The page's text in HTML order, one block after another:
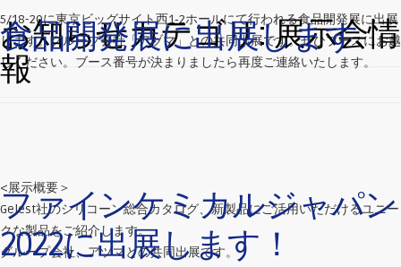
お知らせカテゴリ:展示会情
報
食品開発展に出展します
5/18-20に東京ビッグサイト西1‐2ホールにて行われる食品開発展に出展
します。グループ会社「アヅマ」との共同出展です。ぜひブースにお越
しください。ブース番号が決まりましたら再度ご連絡いたします。
ファインケミカルジャパン
2022に出展します！
<展示概要＞
Gelest社のシリコーン総合カタログ、新製品にご活用いただけるユニー
クな製品をご紹介します。
グループ会社、アヅマとの共同出展です。